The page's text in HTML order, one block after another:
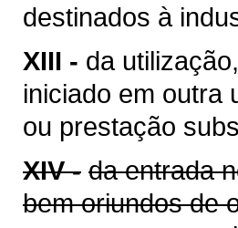
destinados à
XIII - da
iniciado em outra
ou prestação
XIV - da entrada
bem oriundos de